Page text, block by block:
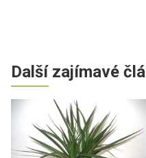
Další zajímavé